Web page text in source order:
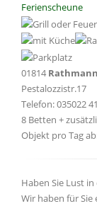
Ferienscheune
01814
Pestalozzistr.17
Telefon: 035022
8 Betten +
Objekt pro Tag
Haben Sie Lust
Wir haben für